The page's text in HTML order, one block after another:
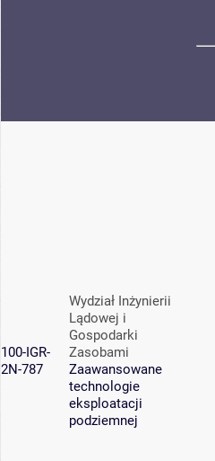
100-IGR-
2N-787
Wydział Inżynierii
Lądowej i
Gospodarki
Zasobami
Zaawansowane
technologie
eksploatacji
podziemnej